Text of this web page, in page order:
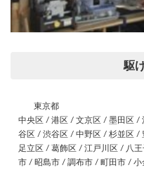
駆
東京都
中央区 / 港区 / 文京区 / 墨田区 /
谷区 / 渋谷区 / 中野区 / 杉並区 /
足立区 / 葛飾区 / 江戸川区 / 八
市 / 昭島市 / 調布市 / 町田市 /